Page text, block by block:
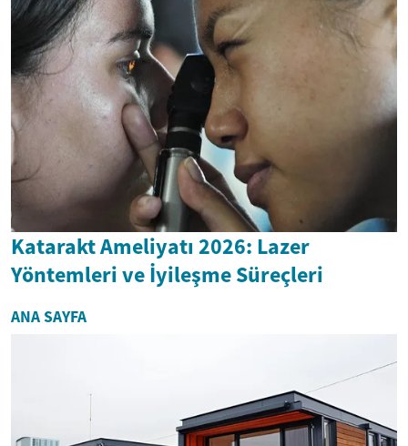
Katarakt Ameliyatı 2026: Lazer
Yöntemleri ve İyileşme Süreçleri
ANA SAYFA